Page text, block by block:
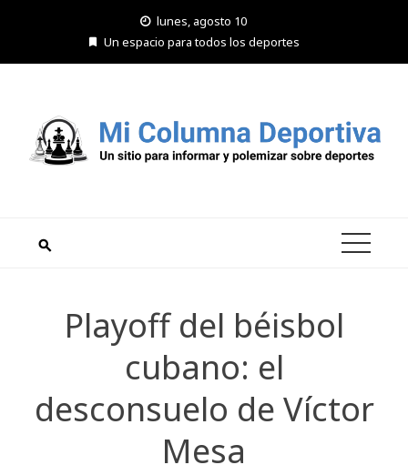
lunes, agosto 10
Un espacio para todos los deportes
Playoff del béisbol
cubano: el
desconsuelo de Víctor
Mesa